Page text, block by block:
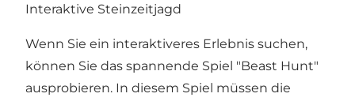
Interaktive Steinzeitjagd
Wenn Sie ein interaktiveres Erlebnis suchen,
können Sie das spannende Spiel "Beast Hunt"
ausprobieren. In diesem Spiel müssen die